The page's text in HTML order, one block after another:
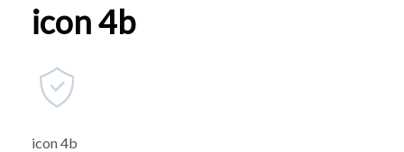
icon 4b
icon 4b